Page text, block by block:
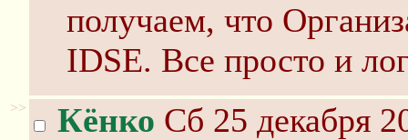
получаем, что
IDSE. Все просто и
>> Кёнко Сб 25 декабря